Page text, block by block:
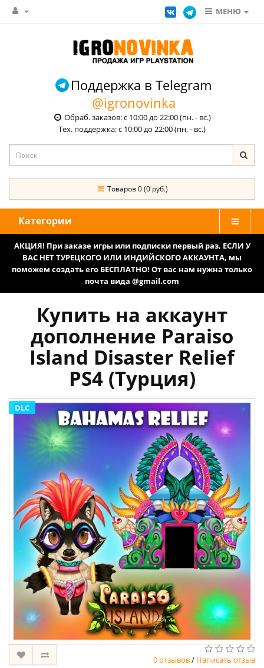
МЕНЮ
Поддержка в Telegram
@igronovinka
Обраб. заказов: с 10:00 до 22:00 (пн. - вс.)
Тех. поддержка: с 10:00 до 22:00 (пн. - вс.)
Товаров 0 (0 руб.)
Категории
АКЦИЯ! При заказе игры или подписки первый раз, ЕСЛИ У
ВАС НЕТ ТУРЕЦКОГО ИЛИ ИНДИЙСКОГО АККАУНТА, мы
поможем создать его БЕСПЛАТНО! От вас нам нужна только
почта вида @gmail.com
Купить на аккаунт
дополнение Paraiso
Island Disaster Relief
PS4 (Турция)
DLC
0 отзывов/ Написать отзыв